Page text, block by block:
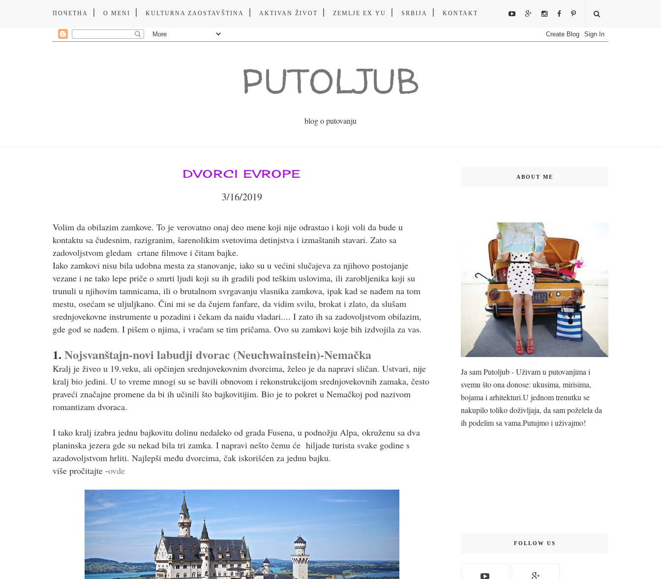
ПОЧЕТНА O MENI KULTURNA ZAOSTAVŠTINA AKTIVAN ŽIVOT ZEMLJE EX YU SRBIJA KONTAKT
PUTOLJUB
blog o putovanju
DVORCI EVROPE
3/16/2019
Volim da obilazim zamkove. To je verovatno onaj deo mene koji nije odrastao i koji voli da bude u
kontaktu sa čudesnim, razigranim, šarenolikim svetovima detinjstva i izmaštanih stavari. Zato sa
zadovoljstvom gledam crtane filmove i čitam bajke.
Iako zamkovi nisu bila udobna mesta za stanovanje, iako su u većini slučajeva za njihovo postojanje
vezane i ne tako lepe priče o smrti ljudi koji su ih gradili pod teškim uslovima, ili zarobljenika koji su
trunuli u njihovim tamnicama, ili o brutalnom svrgavanju vlasnika zamkova, ipak kad se nađem na tom
mestu, osećam se uljuljkano. Čini mi se da čujem fanfare, da vidim svilu, brokat i zlato, da slušam
srednjovekovne instrumente u pozadini i čekam da naiđu vladari.... I zato ih sa zadovoljstvom obilazim,
gde god se nađem. I pišem o njima, i vraćam se tim pričama. Ovo su zamkovi koje bih izdvojila za vas.
1. Nojsvanštajn-novi labudji dvorac (Neuchwainstein)-Nemačka
Kralj je živeo u 19.veku, ali opčinjen srednjovekovnim dvorcima, želeo je da napravi sličan. Ustvari, nije
kralj bio jedini. U to vreme mnogi su se bavili obnovom i rekonstrukcijom srednjovekovnih zamaka, često
praveći značajne promene da bi ih učinili što bajkovitijim. Bio je to pokret u Nemačkoj pod nazivom
romantizam dvoraca.
I tako kralj izabra jednu bajkovitu dolinu nedaleko od grada Fusena, u podnožju Alpa, okruženu sa dva
planinska jezera gde su nekad bila tri zamka. I napravi nešto čemu će hiljade turista svake godine s
azadovoljstvom hrliti. Najlepši među dvorcima, čak iskorišćen za jednu bajku.
više pročitajte -ovde
ABOUT ME
Ja sam Putoljub - Uživam u putovanjima i
svemu što ona donose: ukusima, mirisima,
bojama i arhitekturi.U jednom trenutku se
nakupilo toliko doživljaja, da sam poželela da
ih podelim sa vama.Putujmo i uživajmo!
FOLLOW US